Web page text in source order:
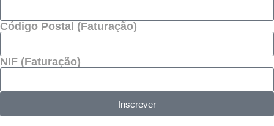
Código Postal (Faturação)
NIF (Faturação)
Inscrever